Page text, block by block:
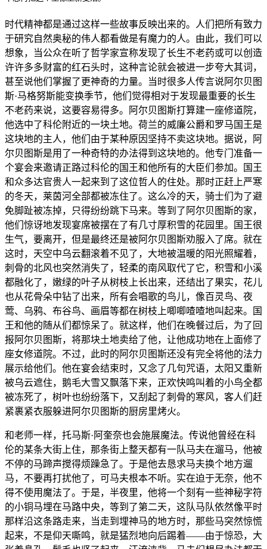
时代精神都是通过这样一些故事反映出来的。人们把所有致力
于研究自然奥秘的伟人都看做是有魔力的人。由此，我们可以
想象，当公众在听了哲学家宣称发现了长生不老药或可以创造
许许多多财富的红石头时，这种言论就会被进一步夸大其词，
甚至说他们掌握了更神奇的力量。当时很多人传言说阿尔贝图
斯·马格努斯能变换季节，他们觉得相对于发现最重要的长生
不老药来说，这要容易得多。阿尔贝图斯打算建一座修道院，
他选中了科伦附近的一块土地。荷兰的威廉公爵和罗马国王是
这块地的主人，他们由于某种原因坚持不卖这块地。据说，阿
尔贝图斯是用了一种奇特的办法得到这块地的。他专门准备一
个宴会来邀请正路过科伦的国王和他所有的大臣们参加。国王
和众多达官贵人一起来到了这位哲人的住处。那时正赶上严寒
的冬天，莱茵河全部都被冻住了。这么冷的天，骑士们为了避
免脚趾被冻掉，只得纷纷跳下马来。等到了阿尔贝图斯的家，
他们惊讶地发现宴席被摆在了有几寸厚积雪的花园里。国王很
生气，要离开，但是最终还是被阿尔贝图斯劝服入了席。就在
这时，天空中乌云翻滚着不见了，大地被温暖的阳光照耀着，
刺骨的北风也突然消失了，轻柔的南风取代了它，积雪和小溪
都融化了，嫩绿的叶子从树枝上长出来，还结出了果实，花儿
也从花骨朵中钻了出来，所有会唱歌的鸟儿，像百灵鸟、夜
莺、乌鸦、布谷鸟、画眉等都在树枝上唧唧喳喳地叫起来。国
王和他的随从们都惊呆了。就这样，他们在晚餐过后，为了回
报阿尔贝图斯，将那块土地卖给了他，让他成功地在上面修了
座女修道院。不过，此时的阿尔贝图斯还没有完全将他的法力
展示给他们。他在宴会结束时，又念了几句咒语，太阳又重新
被乌云遮住，鹅毛大雪又飘落下来，正欢快鸣叫着的小鸟全都
被冻死了，树叶也纷纷落下，又刮起了刺骨的寒风，客人们赶
紧裹紧衣服躲进阿尔贝图斯的厨房里烤火。
和老师一样，托马斯·阿奎奈也会施展魔法。传说他曾经在科
伦的某条大街上住，那条街上整天都有一队马夫在遛马，他被
不停的马蹄声搅得烦躁急了。于是他去恳求马夫换个地方遛
马，不要再打扰他了，可马夫根本不听。实在迫于无奈，他不
得不使用魔法了。于是，半夜里，他将一个刻有一些神秘字符
的小铜马埋在马路中央，等到了第二天，这队马队依然像平时
那样沿这条路走来，当走到埋神马的地方时，那些马突然惊慌
起来，不是仰天嘶鸣，就是猛烈地向后踢着——由于惊恐，大